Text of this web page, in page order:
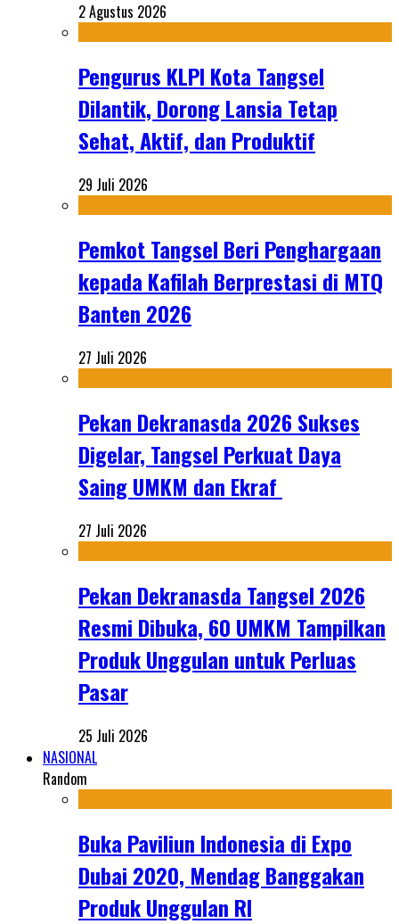
2 Agustus 2026
Pengurus KLPI Kota Tangsel
Dilantik, Dorong Lansia Tetap
Sehat, Aktif, dan Produktif
29 Juli 2026
Pemkot Tangsel Beri Penghargaan
kepada Kafilah Berprestasi di MTQ
Banten 2026
27 Juli 2026
Pekan Dekranasda 2026 Sukses
Digelar, Tangsel Perkuat Daya
Saing UMKM dan Ekraf
27 Juli 2026
Pekan Dekranasda Tangsel 2026
Resmi Dibuka, 60 UMKM Tampilkan
Produk Unggulan untuk Perluas
Pasar
25 Juli 2026
NASIONAL
Random
Buka Paviliun Indonesia di Expo
Dubai 2020, Mendag Banggakan
Produk Unggulan RI